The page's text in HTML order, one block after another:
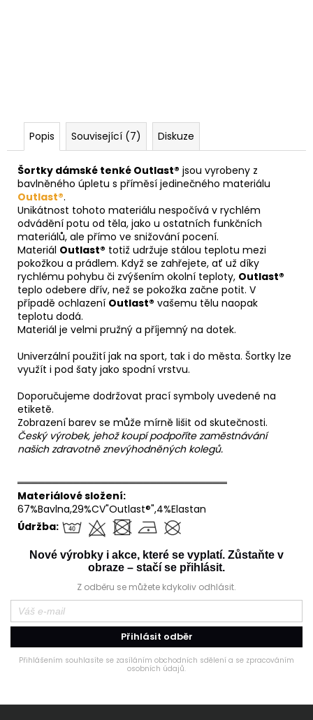
Popis Související (7) Diskuze
Šortky dámské tenké Outlast® jsou vyrobeny z
bavlněného úpletu s příměsí jedinečného materiálu
Outlast®.
Unikátnost tohoto materiálu nespočívá v rychlém
odvádění potu od těla, jako u ostatních funkčních
materiálů, ale přímo ve snižování pocení.
Materiál Outlast® totiž udržuje stálou teplotu mezi
pokožkou a prádlem. Když se zahřejete, ať už díky
rychlému pohybu či zvýšením okolní teploty, Outlast®
teplo odebere dřív, než se pokožka začne potit. V
případě ochlazení Outlast® vašemu tělu naopak
teplotu dodá.
Materiál je velmi pružný a příjemný na dotek.
Univerzální použití jak na sport, tak i do města. Šortky lze
využít i pod šaty jako spodní vrstvu.
Doporučujeme dodržovat prací symboly uvedené na
etiketě.
Zobrazení barev se může mírně lišit od skutečnosti.
Český výrobek, jehož koupí podpoříte zaměstnávání
našich zdravotně znevýhodněných kolegů.
══════════════════════════════
Materiálové složení:
67%Bavlna,29%CV"Outlast®",4%Elastan
Údržba:
Nové výrobky i akce, které se vyplatí. Zůstaňte v
obraze – stačí se přihlásit.
Z odběru se můžete kdykoliv odhlásit.
Přihlásit odběr
Přihlášením souhlasíte se zasíláním obchodních sdělení a se zpracováním
osobních údajů.